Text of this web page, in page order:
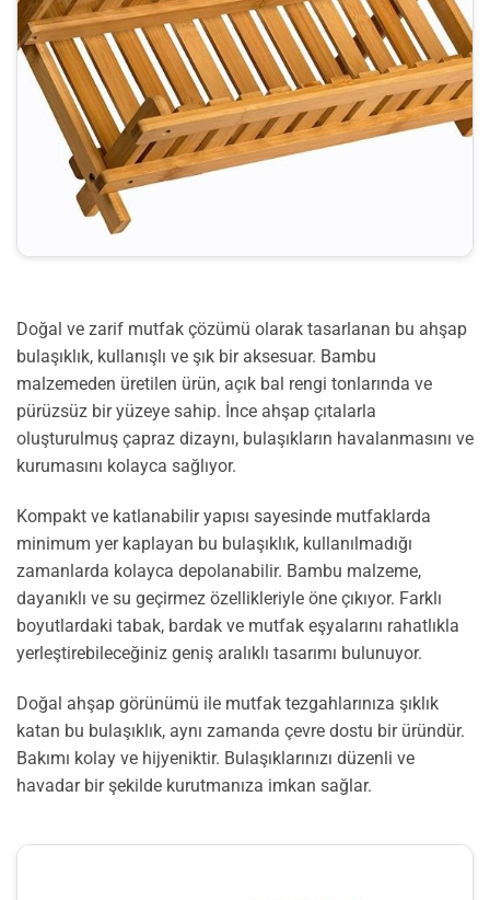
Doğal ve zarif mutfak çözümü olarak tasarlanan bu ahşap
bulaşıklık, kullanışlı ve şık bir aksesuar. Bambu
malzemeden üretilen ürün, açık bal rengi tonlarında ve
pürüzsüz bir yüzeye sahip. İnce ahşap çıtalarla
oluşturulmuş çapraz dizaynı, bulaşıkların havalanmasını ve
kurumasını kolayca sağlıyor.
Kompakt ve katlanabilir yapısı sayesinde mutfaklarda
minimum yer kaplayan bu bulaşıklık, kullanılmadığı
zamanlarda kolayca depolanabilir. Bambu malzeme,
dayanıklı ve su geçirmez özellikleriyle öne çıkıyor. Farklı
boyutlardaki tabak, bardak ve mutfak eşyalarını rahatlıkla
yerleştirebileceğiniz geniş aralıklı tasarımı bulunuyor.
Doğal ahşap görünümü ile mutfak tezgahlarınıza şıklık
katan bu bulaşıklık, aynı zamanda çevre dostu bir üründür.
Bakımı kolay ve hijyeniktir. Bulaşıklarınızı düzenli ve
havadar bir şekilde kurutmanıza imkan sağlar.